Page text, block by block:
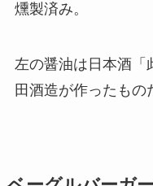
燻製済み。
左の醤油は日本酒「
田酒造が作ったもの